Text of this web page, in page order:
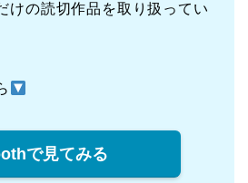
けの読切作品を取り扱ってい
で見てみる